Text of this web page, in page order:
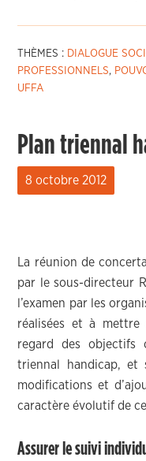
THÈMES : DIALOGUE
PROFESSIONNELS,
UFFA
Plan triennal
8 octobre 2012
La réunion de
par le sous-directeur
l’examen par les
réalisées et à mettre
regard des objectifs
triennal handicap, et
modifications et
caractère évolutif de
Assurer le suivi